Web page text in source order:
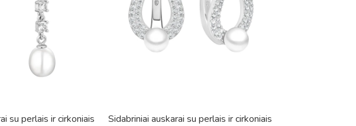
su perlais ir cirkoniais Sidabriniai auskarai su perlais ir cirkoniais